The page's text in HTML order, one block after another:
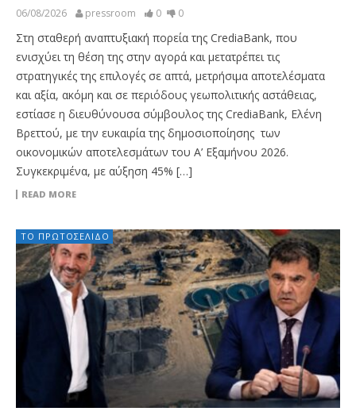
06/08/2026 pressroom 0 0
Στη σταθερή αναπτυξιακή πορεία της CrediaBank, που
ενισχύει τη θέση της στην αγορά και μετατρέπει τις
στρατηγικές της επιλογές σε απτά, μετρήσιμα αποτελέσματα
και αξία, ακόμη και σε περιόδους γεωπολιτικής αστάθειας,
εστίασε η διευθύνουσα σύμβουλος της CrediaBank, Ελένη
Βρεττού, με την ευκαιρία της δημοσιοποίησης των
οικονομικών αποτελεσμάτων του Α’ Εξαμήνου 2026.
Συγκεκριμένα, με αύξηση 45% […]
READ MORE
ΤΟ ΠΡΩΤΟΣΈΛΙΔΟ